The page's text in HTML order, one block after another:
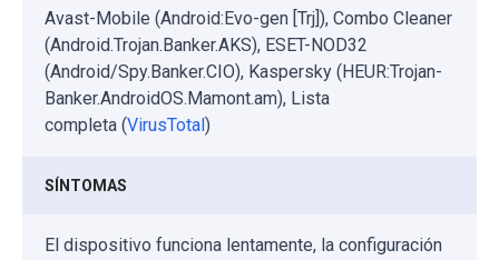
Avast-Mobile (Android:Evo-gen [Trj]), Combo Cleaner
(Android.Trojan.Banker.AKS), ESET-NOD32
(Android/Spy.Banker.CIO), Kaspersky (HEUR:Trojan-
Banker.AndroidOS.Mamont.am), Lista
completa (VirusTotal)
SÍNTOMAS
El dispositivo funciona lentamente, la configuración